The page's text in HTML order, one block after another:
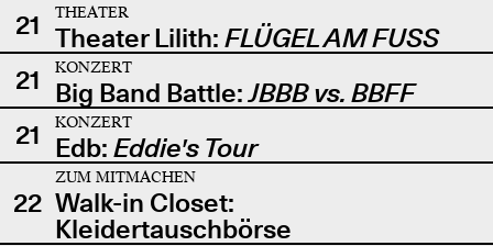
21
THEATER
Theater Lilith: FLÜGEL AM FUSS
21
KONZERT
Big Band Battle:JBBB vs. BBFF
21
KONZERT
Edb: Eddie's Tour
22
ZUM MITMACHEN
Walk-in Closet:
Kleidertauschbörse